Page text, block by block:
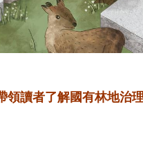
領讀者了解國有林地治